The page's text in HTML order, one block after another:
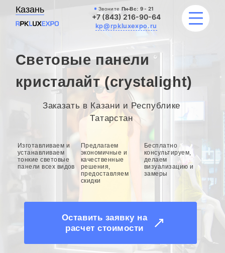
Казань Звоните Пн-Вс: 9 - 21
+7 (843) 216-90-64
kp@rpkluxexpo.ru
УСЛУГИ
НАШИ РАБОТЫ
БЛОГ
О КОМПАНИИ
Световые панели
кристалайт (crystalight)
Заказать в Казани и Республике
Татарстан
Изготавливаем и
устанавливаем
тонкие световые
панели всех видов
Предлагаем
экономичные и
качественные
решения,
предоставляем
скидки
Бесплатно
консультируем,
делаем
визуализацию и
замеры
Оставить заявку на
расчет стоимости